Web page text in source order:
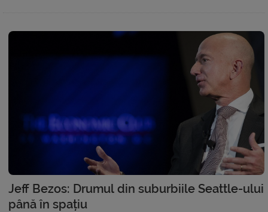
Jeff Bezos: Drumul din suburbiile Seattle-ului
până în spațiu